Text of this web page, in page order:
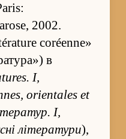
2002.
coréenne»
в
I,
orientales et
I,
літератури),